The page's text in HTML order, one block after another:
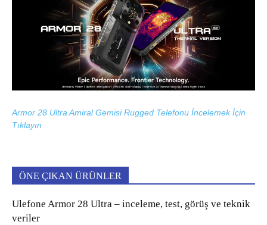
Armor 28 Ultra Amiral Gemisi Rugged Telefonu İncelemek İçin
Tıklayın
ÖNE ÇIKAN ÜRÜNLER
Ulefone Armor 28 Ultra – inceleme, test, görüş ve teknik
veriler